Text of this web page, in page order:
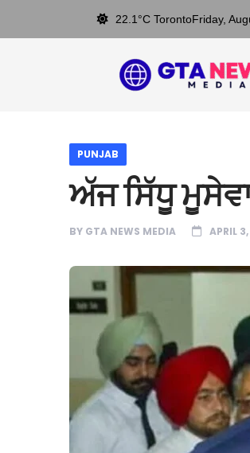
22.1°C TorontoFriday,
PUNJAB
ਅੱਜ ਸਿੱਧੂ
BY GTA NEWS MEDIA APRIL